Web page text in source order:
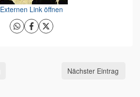
Externen Link öffnen
Nächster Eintrag